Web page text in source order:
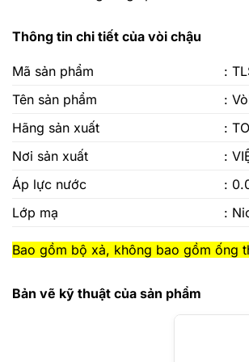
Thông tin chi tiết của vòi chậu
Mã sản phẩm
:
Tên sản phẩm
:
Hãng sản xuất
:
Nơi sản xuất
:
Áp lực nước
:
Lớp mạ
:
Bao gồm bộ xả, không bao gồm ống
Bản vẽ kỹ thuật của sản phẩm